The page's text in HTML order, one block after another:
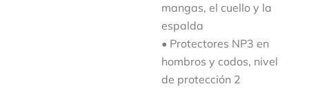
mangas, el cuello y la
espalda
• Protectores NP3 en
hombros y codos, nivel
de protección 2